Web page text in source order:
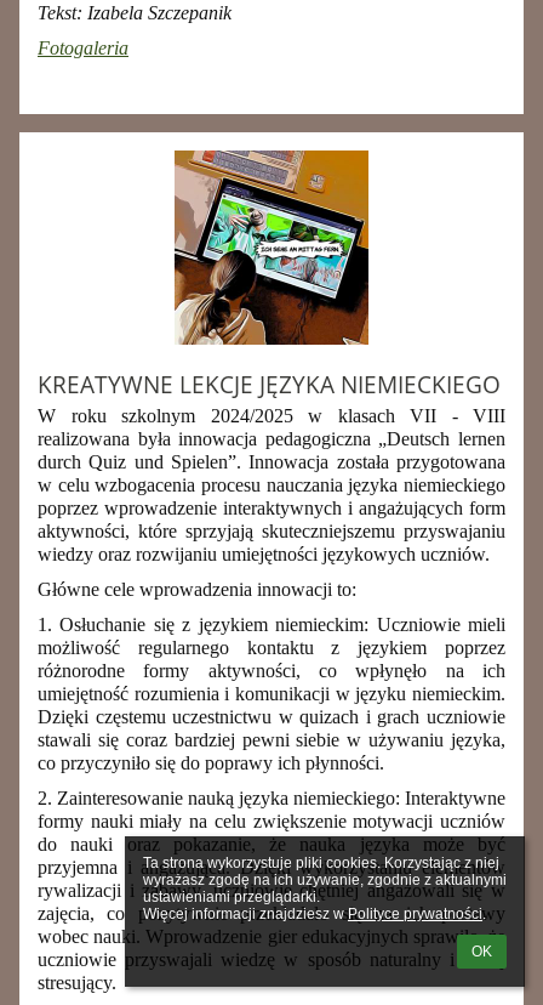
Ta strona wykorzystuje pliki cookies. Korzystając z niej
wyrażasz zgodę na ich używanie, zgodnie z aktualnymi
ustawieniami przeglądarki.
Więcej informacji znajdziesz w Polityce prywatności.
OK
Tekst: Izabela Szczepanik
Fotogaleria
KREATYWNE LEKCJE JĘZYKA NIEMIECKIEGO
W roku szkolnym 2024/2025 w klasach VII - VIII
realizowana była innowacja pedagogiczna „Deutsch lernen
durch Quiz und Spielen”. Innowacja została przygotowana
w celu wzbogacenia procesu nauczania języka niemieckiego
poprzez wprowadzenie interaktywnych i angażujących form
aktywności, które sprzyjają skuteczniejszemu przyswajaniu
wiedzy oraz rozwijaniu umiejętności językowych uczniów.
Główne cele wprowadzenia innowacji to:
1. Osłuchanie się z językiem niemieckim: Uczniowie mieli
możliwość regularnego kontaktu z językiem poprzez
różnorodne formy aktywności, co wpłynęło na ich
umiejętność rozumienia i komunikacji w języku niemieckim.
Dzięki częstemu uczestnictwu w quizach i grach uczniowie
stawali się coraz bardziej pewni siebie w używaniu języka,
co przyczyniło się do poprawy ich płynności.
2. Zainteresowanie nauką języka niemieckiego: Interaktywne
formy nauki miały na celu zwiększenie motywacji uczniów
do nauki oraz pokazanie, że nauka języka może być
przyjemna i angażująca. Dzięki wykorzystaniu elementów
rywalizacji i zabawy, uczniowie chętniej angażowali się w
zajęcia, co pozytywnie przekładało się na ich postawy
wobec nauki. Wprowadzenie gier edukacyjnych sprawiło, że
uczniowie przyswajali wiedzę w sposób naturalny i mniej
stresujący.